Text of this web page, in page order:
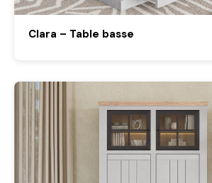
Clara – Table basse